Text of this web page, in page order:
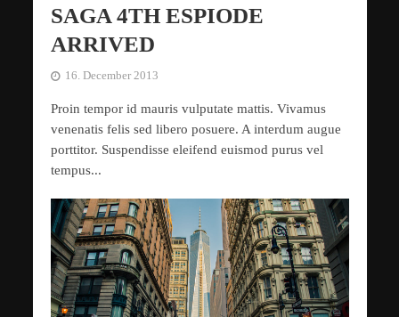
SAGA 4TH ESPIODE
ARRIVED
16. December 2013
Proin tempor id mauris vulputate mattis. Vivamus
venenatis felis sed libero posuere. A interdum augue
porttitor. Suspendisse eleifend euismod purus vel
tempus...